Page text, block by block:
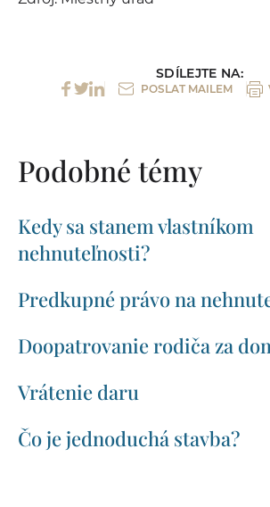
SDÍLEJTE NA:
POSLAT MAILEM
Podobné témy
Kedy sa stanem vlastníkom
nehnuteľnosti?
Predkupné právo na
Doopatrovanie rodiča za
Vrátenie daru
Čo je jednoduchá stavba?